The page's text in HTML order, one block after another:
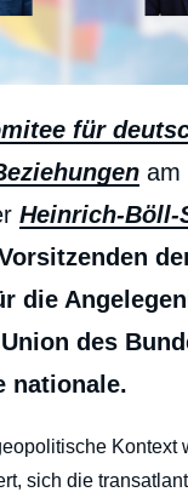
für
am
Heinrich-Böll-
die
des
nationale.
Kontext
sich die